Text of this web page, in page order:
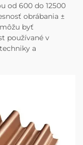
od 600 do 12500
obrábania ±
byť
používané v
a